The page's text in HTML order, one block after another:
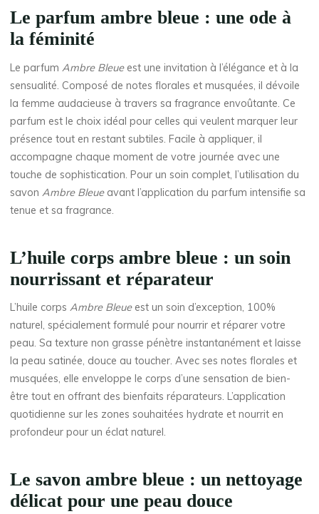
Le parfum ambre bleue : une ode à
la féminité
Le parfumAmbre Bleueest une invitation à l’élégance et à la
sensualité. Composé de notes florales et musquées, il dévoile
la femme audacieuse à travers sa fragrance envoûtante. Ce
parfum est le choix idéal pour celles qui veulent marquer leur
présence tout en restant subtiles. Facile à appliquer, il
accompagne chaque moment de votre journée avec une
touche de sophistication. Pour un soin complet, l’utilisation du
savonAmbre Bleueavant l’application du parfum intensifie sa
tenue et sa fragrance.
L’huile corps ambre bleue : un soin
nourrissant et réparateur
L’huile corpsAmbre Bleueest un soin d’exception, 100%
naturel, spécialement formulé pour nourrir et réparer votre
peau. Sa texture non grasse pénètre instantanément et laisse
la peau satinée, douce au toucher. Avec ses notes florales et
musquées, elle enveloppe le corps d’une sensation de bien-
être tout en offrant des bienfaits réparateurs. L’application
quotidienne sur les zones souhaitées hydrate et nourrit en
profondeur pour un éclat naturel.
Le savon ambre bleue : un nettoyage
délicat pour une peau douce